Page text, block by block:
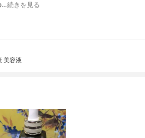
…続きを見る
美容液